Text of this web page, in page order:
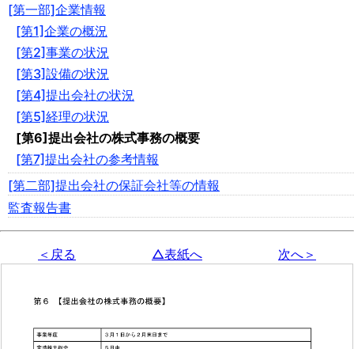
[第一部]企業情報
[第1]企業の概況
[第2]事業の状況
[第3]設備の状況
[第4]提出会社の状況
[第5]経理の状況
[第6]提出会社の株式事務の概要
[第7]提出会社の参考情報
[第二部]提出会社の保証会社等の情報
監査報告書
＜戻る △表紙へ 次へ＞